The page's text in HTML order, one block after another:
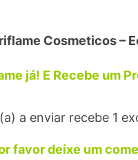
Cosmeticos –
já! E Recebe um
a enviar recebe 1
favor deixe um